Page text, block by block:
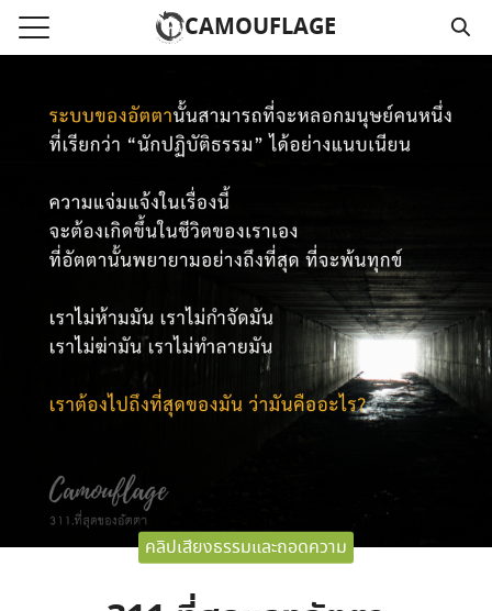
Skip
CAMOUFLAGE
ามคลิปเสียงธรรม
หลด MP3
คลิปเสียงธรรมและถอดความ